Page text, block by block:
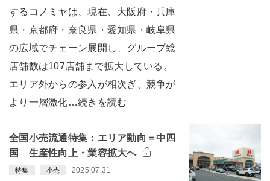
するコノミヤは、現在、大阪府・兵庫
県・京都府・奈良県・愛知県・岐阜県
の広域でチェーン展開し、グループ総
店舗数は107店舗まで拡大している。
エリア外からの参入が相次ぎ、競争が
より一層激化…続きを読む
全国小売流通特集：エリア動向＝中四
国 生産性向上・業容拡大へ
特集 小売 2025.07.31